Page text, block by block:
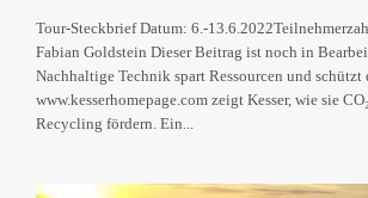
Tour-Steckbrief Datum: 6.-
Fabian Goldstein Dieser Beitrag ist noch in
Nachhaltige Technik spart Ressourcen und
www.kesserhomepage.com zeigt Kesser, wie sie
Recycling fördern. Ein...